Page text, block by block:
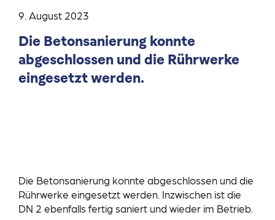
9. August 2023
Die Betonsanierung konnte
abgeschlossen und die Rührwerke
eingesetzt werden.
Die Betonsanierung konnte abgeschlossen und die
Rührwerke eingesetzt werden. Inzwischen ist die
DN 2 ebenfalls fertig saniert und wieder im Betrieb.